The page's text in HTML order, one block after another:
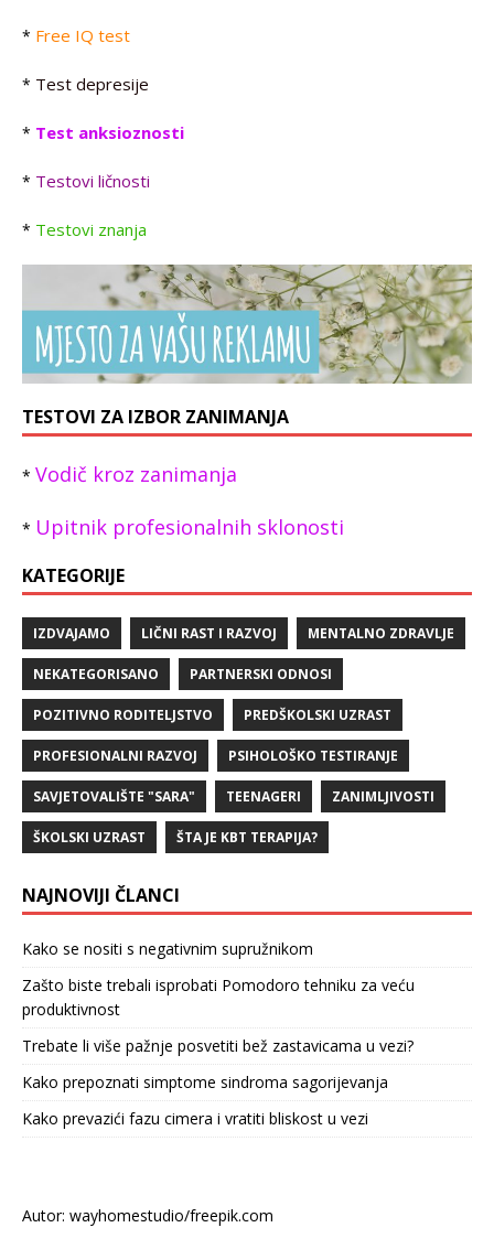
* Free IQ test
* Test depresije
* Test anksioznosti
* Testovi ličnosti
* Testovi znanja
TESTOVI ZA IZBOR ZANIMANJA
* Vodič kroz zanimanja
* Upitnik profesionalnih sklonosti
KATEGORIJE
IZDVAJAMO LIČNI RAST I RAZVOJ MENTALNO ZDRAVLJE
NEKATEGORISANO PARTNERSKI ODNOSI
POZITIVNO RODITELJSTVO PREDŠKOLSKI UZRAST
PROFESIONALNI RAZVOJ PSIHOLOŠKO TESTIRANJE
SAVJETOVALIŠTE "SARA" TEENAGERI ZANIMLJIVOSTI
ŠKOLSKI UZRAST ŠTA JE KBT TERAPIJA?
NAJNOVIJI ČLANCI
Kako se nositi s negativnim supružnikom
Zašto biste trebali isprobati Pomodoro tehniku za veću
produktivnost
Trebate li više pažnje posvetiti bež zastavicama u vezi?
Kako prepoznati simptome sindroma sagorijevanja
Kako prevazići fazu cimera i vratiti bliskost u vezi
Autor: wayhomestudio/freepik.com